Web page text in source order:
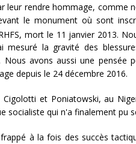
leur rendre hommage, comme
le monument où sont
mort le 11 janvier 2013.
la gravité des
avons aussi une pensée
depuis le 24 décembre 2016.
et Poniatowski, au
socialiste qui n'a finalement pu
à la fois des succès